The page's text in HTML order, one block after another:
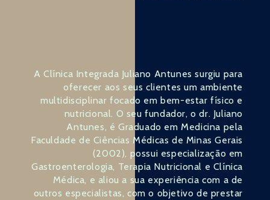
A Clínica Integrada Juliano Antunes surgiu para
oferecer aos seus clientes um ambiente
multidisciplinar focado em bem-estar físico e
nutricional. O seu fundador, o dr. Juliano
Antunes, é Graduado em Medicina pela
Faculdade de Ciências Médicas de Minas Gerais
(2002), possui especialização em
Gastroenterologia, Terapia Nutricional e Clínica
Médica, e aliou a sua experiência com a de
outros especialistas, com o objetivo de prestar